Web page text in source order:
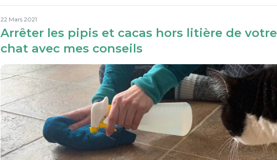
22 Mars 2021
Arrêter les pipis et cacas hors litière de votre
chat avec mes conseils